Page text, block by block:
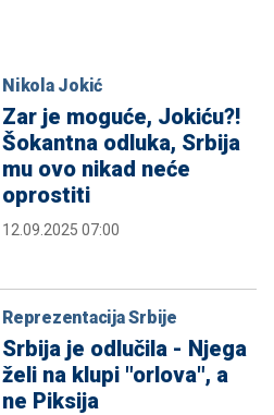
Nikola Jokić
Zar je moguće, Jokiću?!
Šokantna odluka, Srbija
mu ovo nikad neće
oprostiti
12.09.2025 07:00
Reprezentacija Srbije
Srbija je odlučila - Njega
želi na klupi "orlova", a
ne Piksija